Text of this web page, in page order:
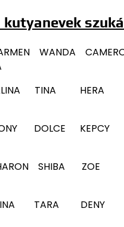
WANDA
ALINA TINA
DOLCE
SHIBA
TARA